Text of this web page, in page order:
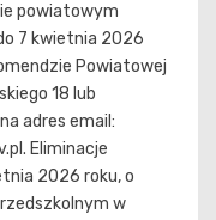
powiatowym
7 kwietnia 2026
Powiatowej
18 lub
adres email:
. Eliminacje
2026 roku, o
w